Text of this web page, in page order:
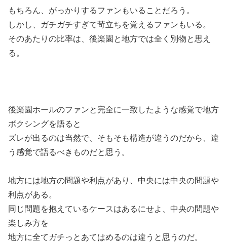
もちろん、がっかりするファンもいることだろう。
しかし、ガチガチすぎて苛立ちを覚えるファンもいる。
そのあたりの比率は、後楽園と地方では全く別物と思え
る。
後楽園ホールのファンと完全に一致したような感覚で地方
ボクシングを語ると
ズレが出るのは当然で、そもそも構造が違うのだから、違
う感覚で語るべきものだと思う。
地方には地方の問題や利点があり、中央には中央の問題や
利点がある。
同じ問題を抱えているケースはあるにせよ、中央の問題や
楽しみ方を
地方に全てガチっとあてはめるのは違うと思うのだ。